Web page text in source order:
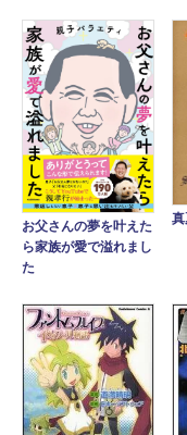
お父さんの夢を叶えた
ら家族が愛で溢れまし
た